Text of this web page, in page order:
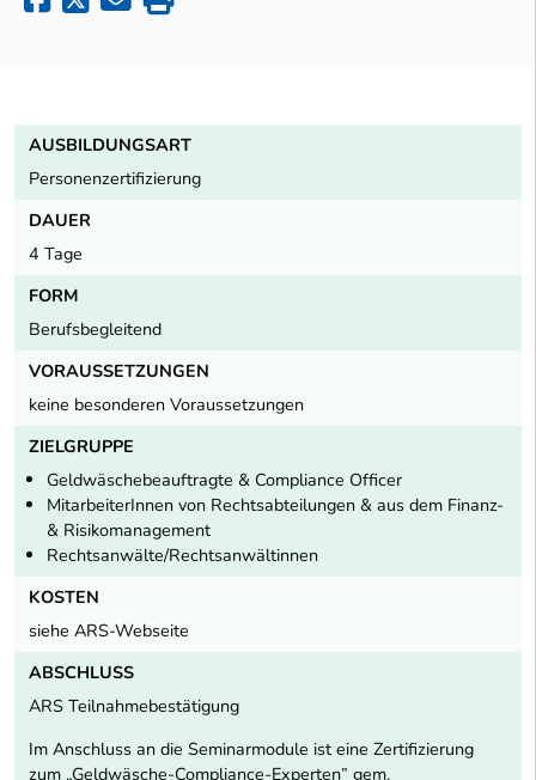
AUSBILDUNGSART
Personenzertifizierung
DAUER
4 Tage
FORM
Berufsbegleitend
VORAUSSETZUNGEN
keine besonderen Voraussetzungen
ZIELGRUPPE
Geldwäschebeauftragte & Compliance Officer
MitarbeiterInnen von Rechtsabteilungen & aus dem Finanz-
& Risikomanagement
Rechtsanwälte/Rechtsanwältinnen
KOSTEN
siehe ARS-Webseite
ABSCHLUSS
ARS Teilnahmebestätigung
Im Anschluss an die Seminarmodule ist eine Zertifizierung
zum „Geldwäsche-Compliance-Experten” gem.